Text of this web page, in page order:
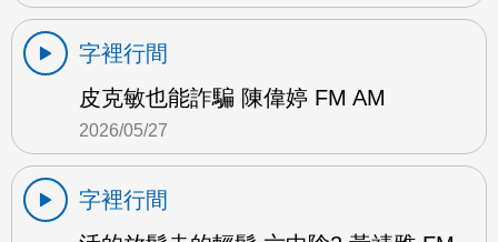
字裡行間
皮克敏也能詐騙 陳偉婷 FM AM
2026/05/27
字裡行間